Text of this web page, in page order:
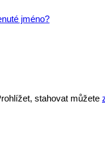
jméno?
stahovat můžete